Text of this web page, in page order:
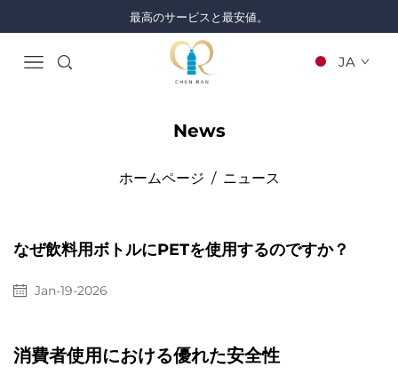
最高のサービスと最安値。
JA
ホームページ / ニュース
News
なぜ飲料用ボトルにPETを使用するのですか？
Jan-19-2026
消費者使用における優れた安全性